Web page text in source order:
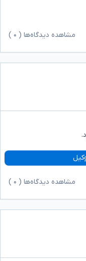
مشاهده دیدگاه‌ها ( ۰
مشاهده دیدگاه‌ها ( ۰